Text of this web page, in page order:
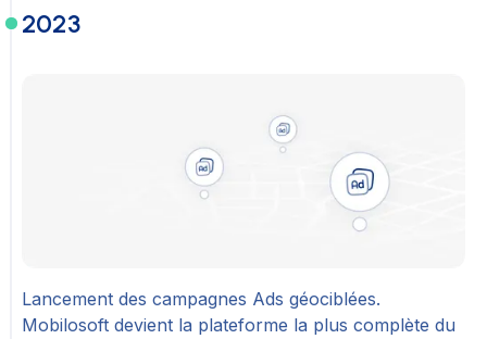
2023
Lancement des campagnes Ads géociblées.
Mobilosoft devient la plateforme la plus complète du